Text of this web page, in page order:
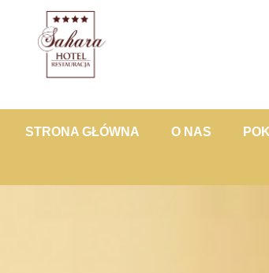
STRONA GŁÓWNA O NAS